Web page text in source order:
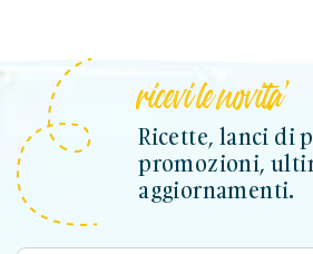
ricevi le novita'
Ricette, lanci di
promozioni,
aggiornamenti.